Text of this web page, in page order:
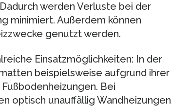
werden Verluste bei der
minimiert. Außerdem können
genutzt werden.
Einsatzmöglichkeiten: In der
beispielsweise aufgrund ihrer
Bei
optisch unauffällig Wandheizungen